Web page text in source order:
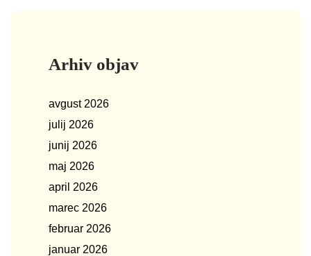
Arhiv objav
avgust 2026
julij 2026
junij 2026
maj 2026
april 2026
marec 2026
februar 2026
januar 2026